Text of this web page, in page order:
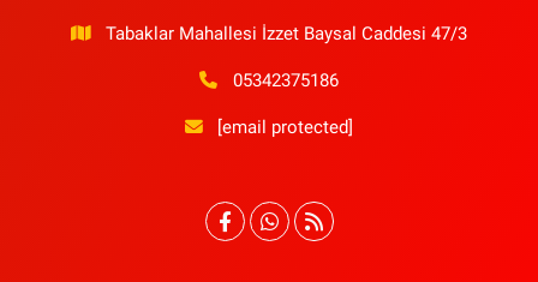
Tabaklar Mahallesi İzzet Baysal Caddesi 47/3
05342375186
[email protected]